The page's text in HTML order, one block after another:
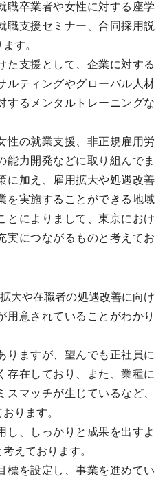
職卒業者や女性に対する座学
職支援セミナー、合同採用説
す。
支援として、企業に対する
ルティングやグローバル人材
するメンタルトレーニングな
の就業支援、非正規雇用労
能力開発などに取り組んでま
に加え、雇用拡大や処遇改善
を実施することができる地域
とによりまして、東京におけ
実につながるものと考えてお
大や在職者の処遇改善に向け
用意されていることがわかり
ますが、望んでも正社員に
存在しており、また、業種に
スマッチが生じているなど、
ります。
、しっかりと成果を出すよ
えております。
を設定し、事業を進めてい